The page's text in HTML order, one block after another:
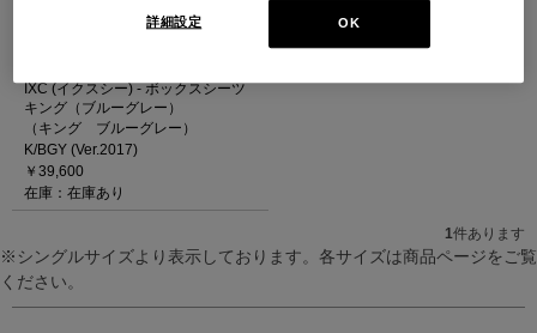
IXC (イクスシー) - ボックスシーツ
キング（ブルーグレー）
（キング ブルーグレー）
K/BGY (Ver.2017)
￥39,600
在庫：在庫あり
1件あります
※シングルサイズより表示しております。各サイズは商品ページをご覧
ください。
OK
詳細設定